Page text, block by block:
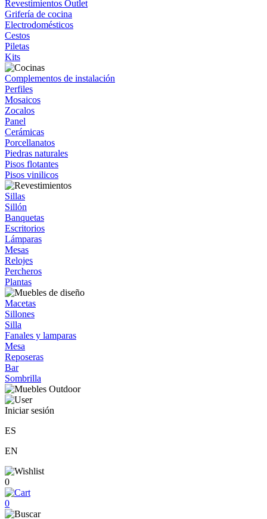
Revestimientos Outlet
Grifería de cocina
Electrodomésticos
Cestos
Piletas
Kits
Complementos de instalación
Perfiles
Mosaicos
Zocalos
Panel
Cerámicas
Porcellanatos
Piedras naturales
Pisos flotantes
Pisos vinilicos
Sillas
Sillón
Banquetas
Escritorios
Lámparas
Mesas
Relojes
Percheros
Plantas
Macetas
Sillones
Silla
Fanales y lamparas
Mesa
Reposeras
Bar
Sombrilla
Iniciar sesión
ES
EN
0
0